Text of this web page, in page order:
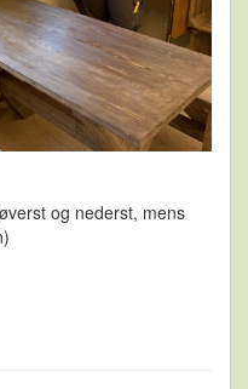
og nederst, mens